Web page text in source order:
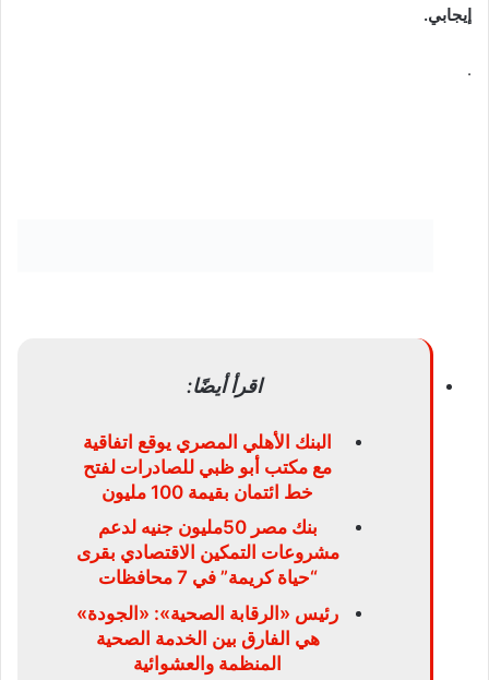
إيجابي.
.
اقرأ أيضًا:
البنك الأهلي المصري يوقع اتفاقية
مع مكتب أبو ظبي للصادرات لفتح
خط ائتمان بقيمة 100 مليون
بنك مصر 50مليون جنيه لدعم
مشروعات التمكين الاقتصادي بقرى
“حياة كريمة” في 7 محافظات
رئيس «الرقابة الصحية»: «الجودة»
هي الفارق بين الخدمة الصحية
المنظمة والعشوائية